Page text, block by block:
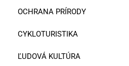
OCHRANA PRÍRODY
CYKLOTURISTIKA
ĽUDOVÁ KULTÚRA